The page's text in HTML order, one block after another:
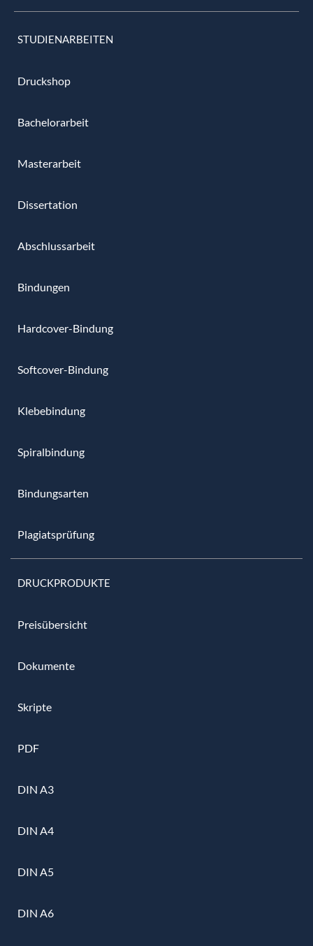
STUDIENARBEITEN
Druckshop
Bachelorarbeit
Masterarbeit
Dissertation
Abschlussarbeit
Bindungen
Hardcover-Bindung
Softcover-Bindung
Klebebindung
Spiralbindung
Bindungsarten
Plagiatsprüfung
DRUCKPRODUKTE
Preisübersicht
Dokumente
Skripte
PDF
DIN A3
DIN A4
DIN A5
DIN A6